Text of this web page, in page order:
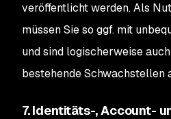
veröffentlicht werden. Als
müssen Sie so ggf. mit
und sind logischerweise
bestehende Schwachstellen
7. Identitäts-, Account-